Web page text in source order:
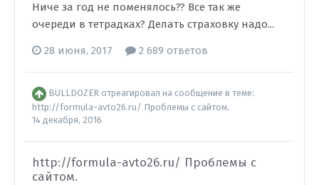
Ниче за год не поменялось?? Все так же
очереди в тетрадках? Делать страховку надо...
28 июня, 2017 2 689 ответов
BULLDOZER отреагировал на сообщение в теме:
http://formula-avto26.ru/ Проблемы с сайтом.
14 декабря, 2016
http://formula-avto26.ru/ Проблемы с
сайтом.